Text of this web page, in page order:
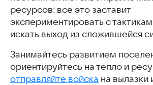
ресурсов: все это заставит
экспериментировать с
искать выход из сложившейся
Занимайтесь развитием
ориентируйтесь на тепло и
отправляйте войска на вылазки